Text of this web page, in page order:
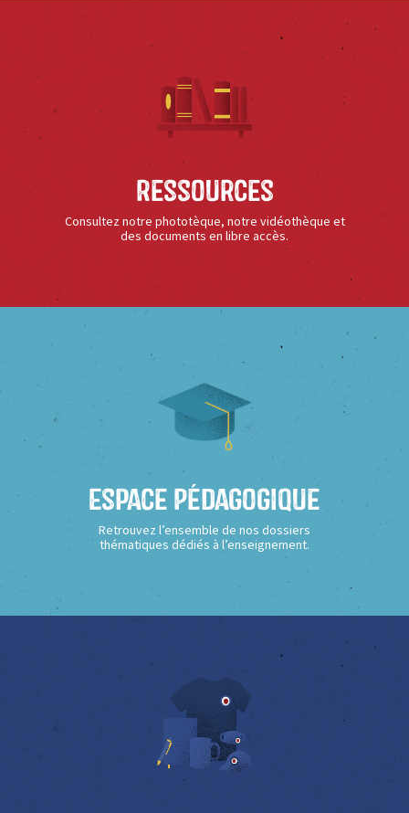
Ressources
Consultez notre phototèque, notre vidéothèque et
des documents en libre accès.
Espace Pédagogique
Retrouvez l’ensemble de nos dossiers
thématiques dédiés à l’enseignement.